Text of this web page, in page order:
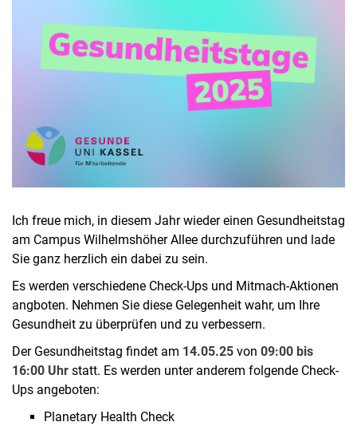
Ich freue mich, in diesem Jahr wieder einen Gesundheitstag
am Campus Wilhelmshöher Allee durchzuführen und lade
Sie ganz herzlich ein dabei zu sein.
Es werden verschiedene Check-Ups und Mitmach-Aktionen
angboten. Nehmen Sie diese Gelegenheit wahr, um Ihre
Gesundheit zu überprüfen und zu verbessern.
Der Gesundheitstag findet am 14.05.25 von 09:00 bis
16:00 Uhr statt. Es werden unter anderem folgende Check-
Ups angeboten:
Planetary Health Check